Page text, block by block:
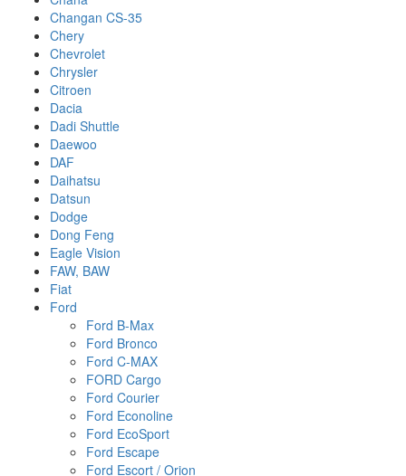
Changan CS-35
Chery
Chevrolet
Chrysler
Citroen
Dacia
Dadi Shuttle
Daewoo
DAF
Daihatsu
Datsun
Dodge
Dong Feng
Eagle Vision
FAW, BAW
Fiat
Ford
Ford B-Max
Ford Bronco
Ford C-MAX
FORD Cargo
Ford Courier
Ford Econoline
Ford EcoSport
Ford Escape
Ford Escort / Orion